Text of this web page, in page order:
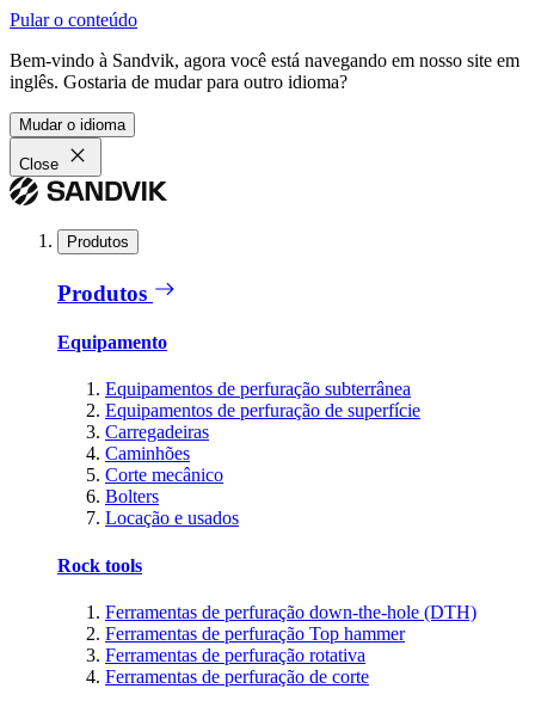
Pular o conteúdo
Bem-vindo à Sandvik, agora você está navegando em nosso site em
inglês. Gostaria de mudar para outro idioma?
Mudar o idioma
Close
Produtos
Produtos
Equipamento
Equipamentos de perfuração subterrânea
Equipamentos de perfuração de superfície
Carregadeiras
Caminhões
Corte mecânico
Bolters
Locação e usados
Rock tools
Ferramentas de perfuração down-the-hole (DTH)
Ferramentas de perfuração Top hammer
Ferramentas de perfuração rotativa
Ferramentas de perfuração de corte